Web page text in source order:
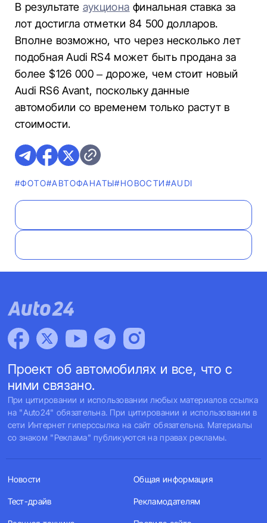
В результате аукциона финальная ставка за
лот достигла отметки 84 500 долларов.
Вполне возможно, что через несколько лет
подобная Audi RS4 может быть продана за
более $126 000 – дороже, чем стоит новый
Audi RS6 Avant, поскольку данные
автомобили со временем только растут в
стоимости.
#ФОТО#AВТОФАНАТЫ#НОВОСТИ#AUDI
Проект об автомобилях и все, что с
ними связано.
При цитировании и использовании любых материалов ссылка
на "Auto24" обязательна. При цитировании и использовании в
сети Интернет гиперссылка на сайт обязательна. Материалы
со знаком "Реклама" публикуются на правах рекламы.
Новости
Тест-драйв
Общая информация
Рекламодателям